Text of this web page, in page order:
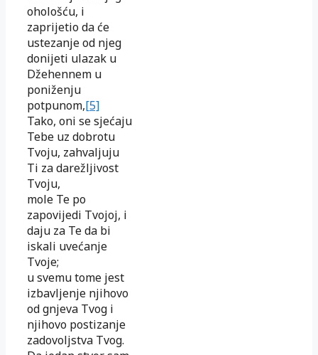
ohološću, i
zaprijetio da će
ustezanje od njeg
donijeti ulazak u
Džehennem u
poniženju
potpunom,[5]
Tako, oni se sjećaju
Tebe uz dobrotu
Tvoju, zahvaljuju
Ti za darežljivost
Tvoju,
mole Te po
zapovijedi Tvojoj, i
daju za Te da bi
iskali uvećanje
Tvoje;
u svemu tome jest
izbavljenje njihovo
od gnjeva Tvog i
njihovo postizanje
zadovoljstva Tvog.